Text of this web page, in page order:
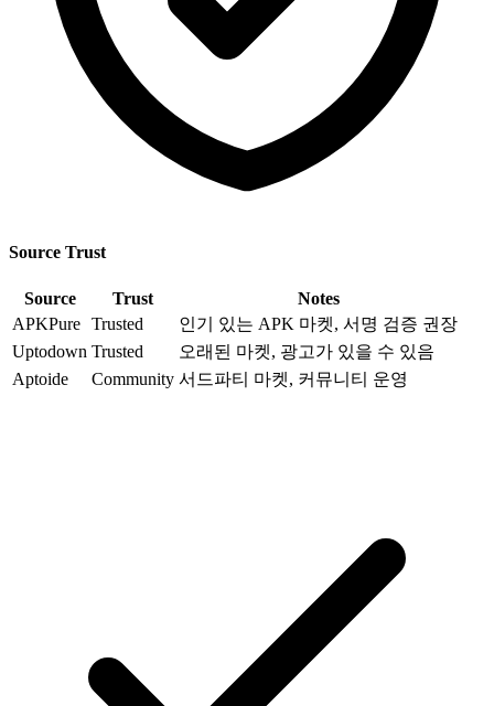
Source Trust
Source Trust
Notes
APKPure Trusted
인기 있는 APK 마켓, 서명 검증 권장
Uptodown Trusted
오래된 마켓, 광고가 있을 수 있음
Aptoide
Community 서드파티 마켓, 커뮤니티 운영